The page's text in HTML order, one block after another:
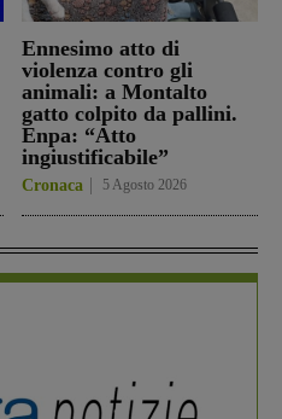
Ennesimo atto di
violenza contro gli
animali: a Montalto
gatto colpito da pallini.
Enpa: “Atto
ingiustificabile”
Cronaca 5 Agosto 2026